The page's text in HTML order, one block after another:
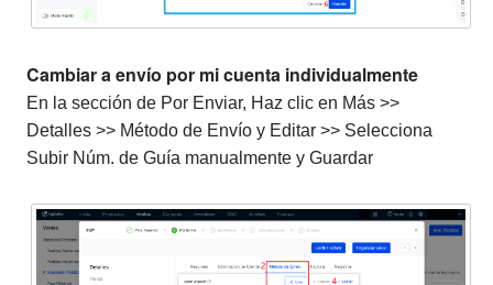
Cambiar a envío por mi cuenta individualmente
En la sección de Por Enviar, Haz clic en Más >>
Detalles >> Método de Envío y Editar >> Selecciona
Subir Núm. de Guía manualmente y Guardar